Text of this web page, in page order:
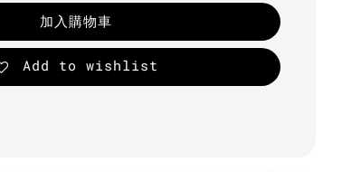
加入購物車
Add to wishlist